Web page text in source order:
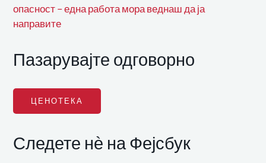
опасност – една работа мора веднаш да ја
направите
Пазарувајте одговорно
ЦЕНОТЕКА
Следете нѐ на Фејсбук